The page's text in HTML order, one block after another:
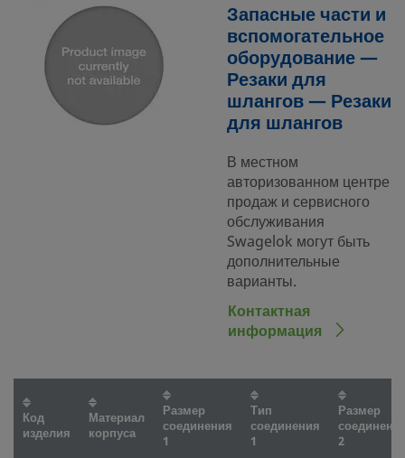
Запасные части и
вспомогательное
оборудование —
Резаки для
шлангов — Резаки
для шлангов
В местном
авторизованном центре
продаж и сервисного
обслуживания
Swagelok могут быть
дополнительные
варианты.
Контактная
информация
Код
изделия
Материал
корпуса
Размер
соединения
1
Тип
соединения
1
Размер
2